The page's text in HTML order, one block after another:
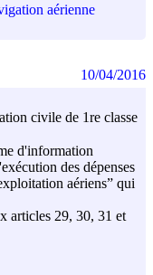
aérienne
civile de 1re classe
d'information
des dépenses
aériens” qui
articles 29, 30, 31 et
10/04/2016